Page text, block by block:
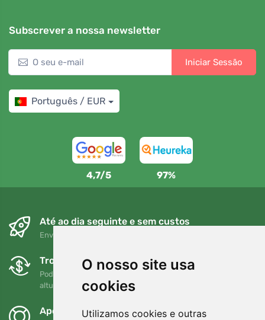
O nosso site usa
cookies
Utilizamos cookies e outras
Subscrever a nossa newsletter
Iniciar Sessão
Português / EUR
4,7/5 97%
Até ao dia seguinte e sem custos
Envio gratuito para encomendas superiores a 80 EUR
Trocas e devoluções gratuitas
Pode devolver ou trocar a sua encomenda em qualquer
altura no prazo de 90 dias
Apoiamos a Trees.org